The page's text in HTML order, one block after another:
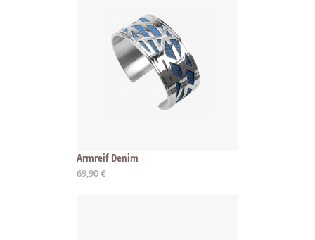
Armreif Denim
Ab
69,90 €